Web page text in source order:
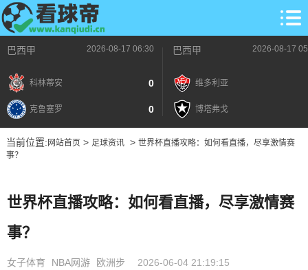
巴西甲 2026-08-17 06:30
科林蒂安 0
克鲁塞罗 0
巴西甲 2026-08-17
维多利亚
博塔弗戈
当前位置: 网站首页> 足球资讯> 世界杯直播攻略：如何看直播，尽享激情赛
事？
世界杯直播攻略：如何看直播，尽享激情赛
事？
女子体育 NBA网游 欧洲步 2026-06-04 21:19:15